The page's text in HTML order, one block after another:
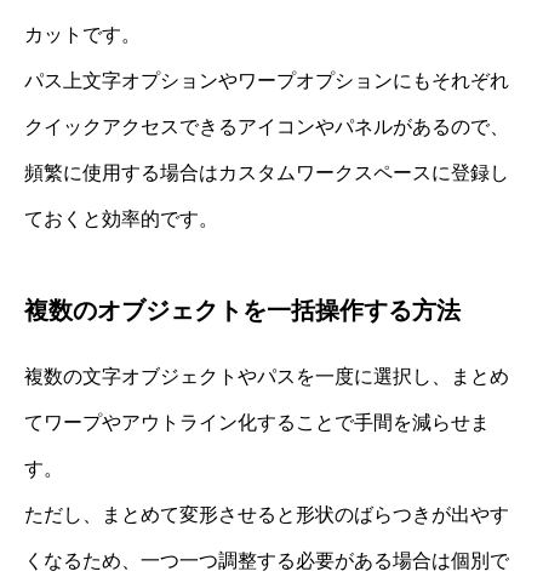
カットです。
パス上文字オプションやワープオプションにもそれぞれ
クイックアクセスできるアイコンやパネルがあるので、
頻繁に使用する場合はカスタムワークスペースに登録し
ておくと効率的です。
複数のオブジェクトを一括操作する方法
複数の文字オブジェクトやパスを一度に選択し、まとめ
てワープやアウトライン化することで手間を減らせま
す。
ただし、まとめて変形させると形状のばらつきが出やす
くなるため、一つ一つ調整する必要がある場合は個別で